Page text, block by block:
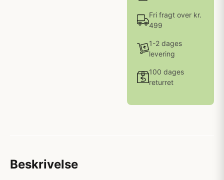
Fri fragt over kr.
499
1-2 dages
levering
100 dages
returret
Beskrivelse